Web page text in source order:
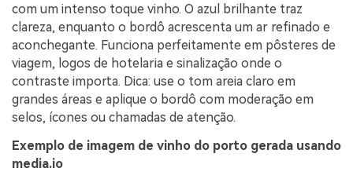
com um intenso toque vinho. O azul brilhante traz
clareza, enquanto o bordô acrescenta um ar refinado e
aconchegante. Funciona perfeitamente em pôsteres de
viagem, logos de hotelaria e sinalização onde o
contraste importa. Dica: use o tom areia claro em
grandes áreas e aplique o bordô com moderação em
selos, ícones ou chamadas de atenção.
Exemplo de imagem de vinho do porto gerada usando
media.io